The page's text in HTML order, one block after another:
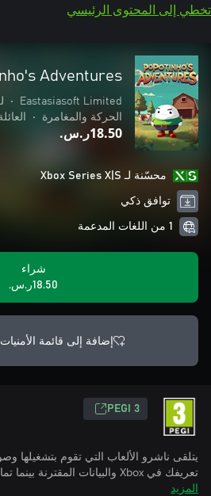
تخطي إلى المحتوى الرئيسي
Adventures
Eastasiasoft Limited
•
الحركة والمغامرة
•
‪ر.س.‏‎18.50‬
محسّنة لـ Xbox Series X|S
توافق ذكي
1 من اللغات المدعمة
شراء
‪ر.س.‏‎18.50‬
إضافة إلى قائمة الأمنيات
PEGI 3
يتلقى ناشرو الألعاب التي تقوم بتشغيلها
تعريفك في Xbox والبيانات المقترنة بينما تمارس الألعاب.
المزيد